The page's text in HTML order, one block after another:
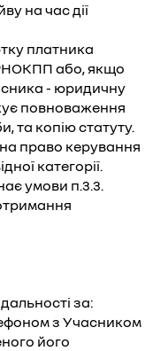
на час дії
платника
або, якщо
- юридичну
повноваження
та копію статуту.
право керування
категорії.
умови п.3.3.
за:
з Учасником
його